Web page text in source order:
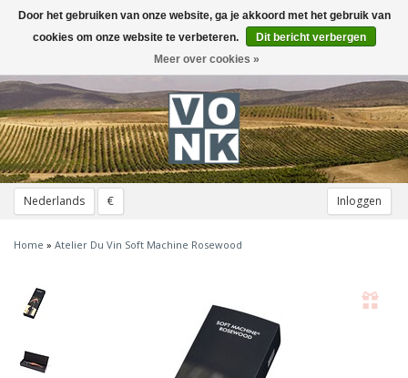
Nederlands € Inloggen
Toggle
navigation
Home » Atelier Du Vin Soft Machine Rosewood
Door het gebruiken van onze website, ga je akkoord met het gebruik van
cookies om onze website te verbeteren.
Dit bericht verbergen
Meer over cookies »